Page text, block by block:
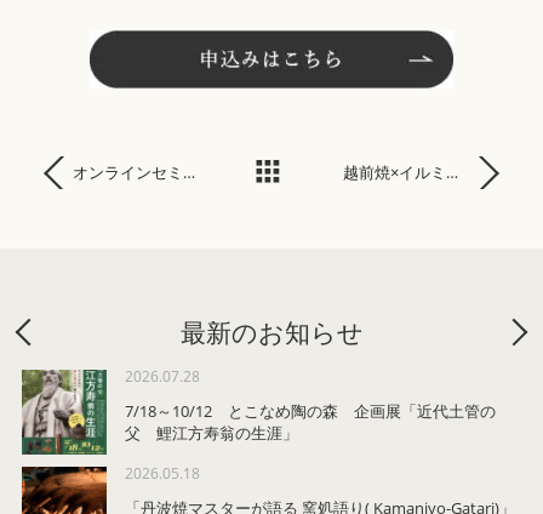
オンラインセミナー「阪急うめだ本店の地域のものづくりを伝える売り場の作り方」開催レポート 越前焼×イルミネーション『五千色の陶あかり』
最新のお知らせ
2026.07.28
7/18～10/12 とこなめ陶の森 企画展「近代土管の
父 鯉江方寿翁の生涯」
2026.05.18
「丹波焼マスターが語る 窯処語り( Kamanjyo-Gatari)」